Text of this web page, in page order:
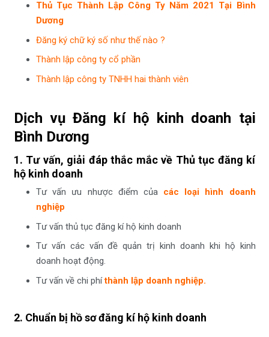
Thủ Tục Thành Lập Công Ty Năm 2021 Tại Bình
Dương
Đăng ký chữ ký số như thế nào ?
Thành lập công ty cổ phần
Thành lập công ty TNHH hai thành viên
Dịch vụ Đăng kí hộ kinh doanh tại
Bình Dương
1. Tư vấn, giải đáp thắc mắc về Thủ tục đăng kí
hộ kinh doanh
Tư vấn ưu nhược điểm của các loại hình doanh
nghiệp
Tư vấn thủ tục đăng kí hộ kinh doanh
Tư vấn các vấn đề quản trị kinh doanh khi hộ kinh
doanh hoạt động.
Tư vấn về chi phíthành lập doanh nghiệp.
2. Chuẩn bị hồ sơ đăng kí hộ kinh doanh